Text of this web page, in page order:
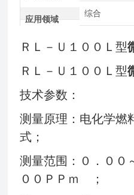
应用领域
综合
ＲＬ－Ｕ１００Ｌ型
ＲＬ－Ｕ１００Ｌ型
技术参数：
测量原理：电化学燃
式；
测量范围：０．００
００ＰＰｍ ；